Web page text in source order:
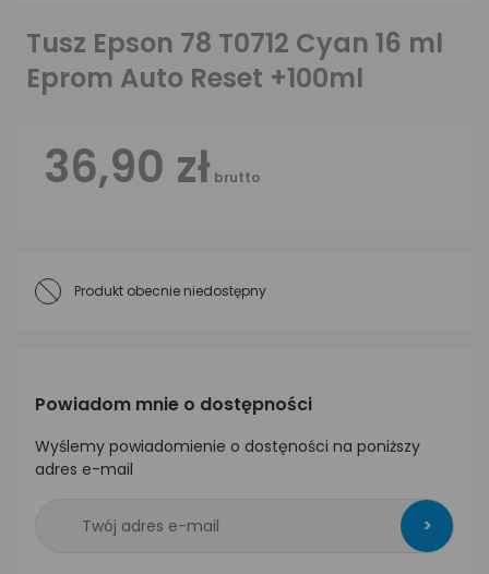
Tusz Epson 78 T0712 Cyan 16 ml
Eprom Auto Reset +100ml
36,90 zł brutto
Produkt obecnie niedostępny
Powiadom mnie o dostępności
Wyślemy powiadomienie o dostęności na poniższy
adres e-mail
>